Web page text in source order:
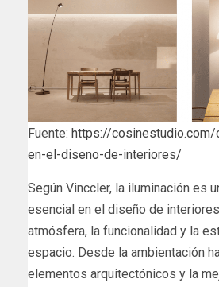
Fuente: https://cosinestudio.com/
en-el-diseno-de-interiores/
Según Vinccler, la iluminación es
esencial en el diseño de
atmósfera, la funcionalidad y la
espacio. Desde la ambientación
elementos arquitectónicos y la